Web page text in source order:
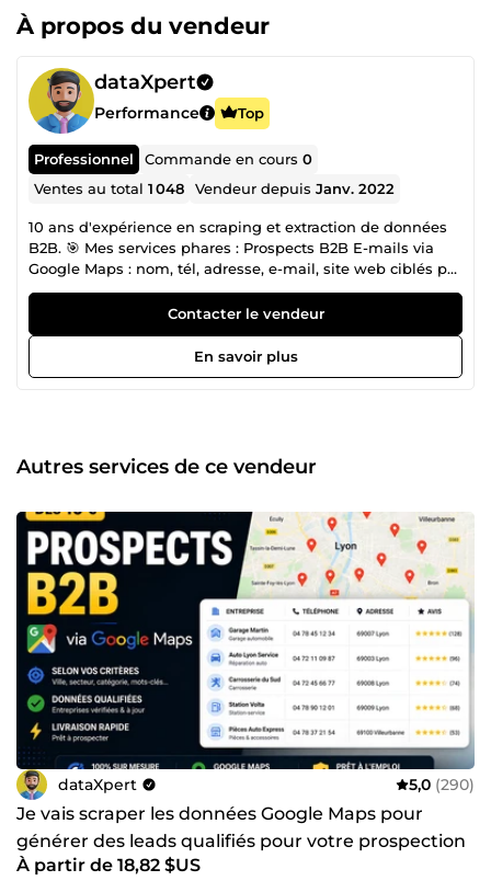
À propos du vendeur
dataXpert
Performance Top
Professionnel Commande en cours0
Ventes au total1 048 Vendeur depuisJanv. 2022
10 ans d'expérience en scraping et extraction de données
B2B. 🎯 Mes services phares : Prospects B2B E-mails via
Google Maps : nom, tél, adresse, e-mail, site web ciblés par
secteur/zone, format Excel Web scraping sur-mesure :
produits, contacts, avis 💡 Pourquoi me choisir : Rigueur,
précision et fiabilité sont au cœur de chaque mission. Que
vous ayez besoin d'une extraction ponctuelle ou d'un
accompagnement récurrent (mise à jour mensuelle de vos
toujours la solution la plus efficace pour votre budget.
Contacter le vendeur
En savoir plus
Autres services de ce vendeur
dataXpert 5,0 (290)
Je vais scraper les données Google Maps pour
générer des leads qualifiés pour votre prospection
commerciale
À partir de 18,82 $US